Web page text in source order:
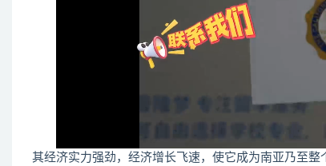
其经济实力强劲，经济增长飞速，使它成为南亚乃至